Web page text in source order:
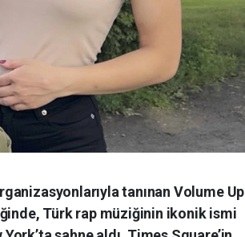
tanınan Volume Up
Türk rap müziğinin ikonik ismi